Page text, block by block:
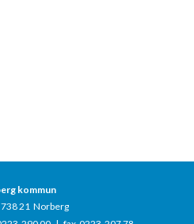
kommun
21 Norberg